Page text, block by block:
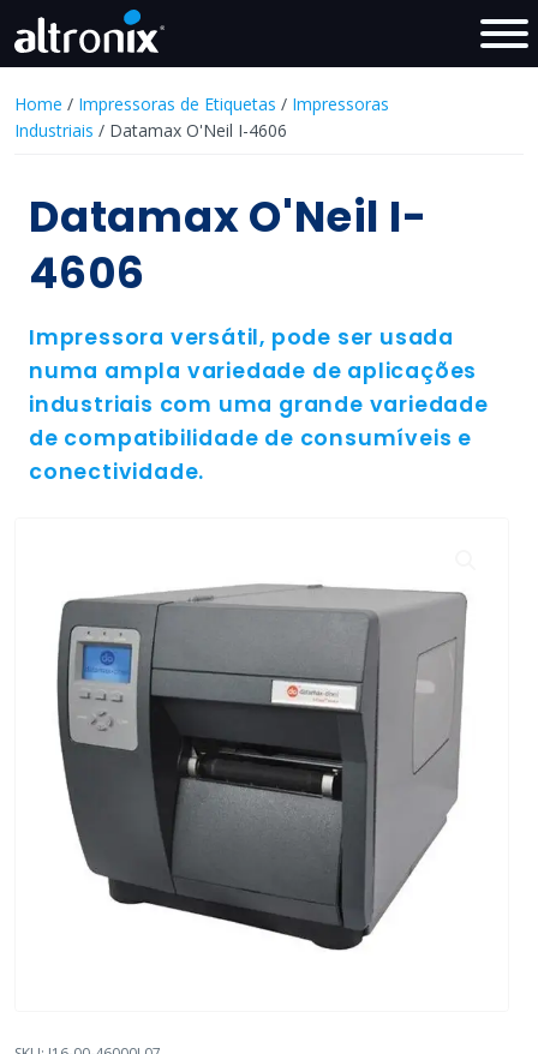
Home / Impressoras de Etiquetas / Impressoras
Industriais / Datamax O'Neil I-4606
Datamax O'Neil I-
4606
Impressora versátil, pode ser usada
numa ampla variedade de aplicações
industriais com uma grande variedade
de compatibilidade de consumíveis e
conectividade.